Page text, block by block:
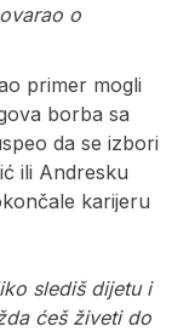
o
primer mogli
borba sa
da se izbori
ili Andresku
karijeru
slediš dijetu i
ćeš živeti do